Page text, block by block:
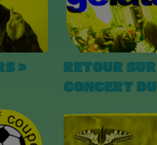
>
RETOUR
CONCERT DU